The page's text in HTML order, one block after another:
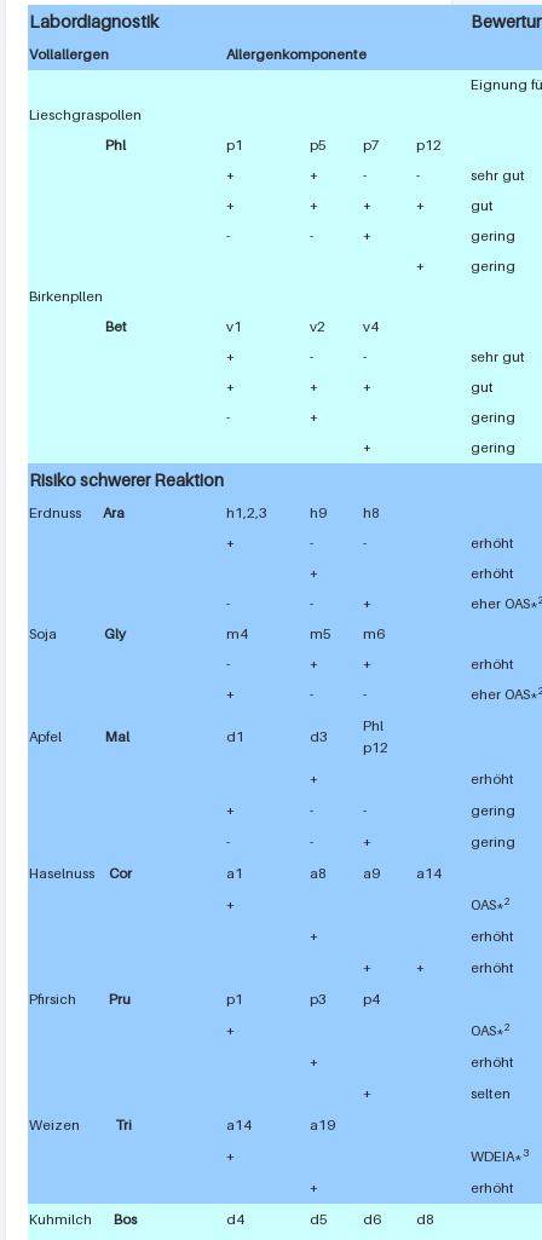
Labordiagnostik
Vollallergen
Allergenkomponente
Eignung
Lieschgraspollen
Phl
p1 p5 p7
p12
+
+ - -
sehr gut
+
+ + +
gut
-
- +
gering
+
gering
Birkenpllen
Bet
v1 v2
v4
+
- -
sehr gut
+
+ +
gut
-
+
gering
+
gering
Risiko schwerer Reaktion
Erdnuss Ara h1,2,3 h9
h8
+
- -
erhöht
+
erhöht
-
- + eher OAS*
Soja Gly m4 m5
m6
-
+ +
erhöht
+
- - eher OAS*
Apfel Mal d1 d3
Phl
p12
+
erhöht
+
- -
gering
-
- +
gering
Haselnuss Cor a1 a8 a9
a14
+
OAS*2
+
erhöht
+
+
erhöht
Pfirsich Pru p1 p3
p4
+
OAS*2
+
erhöht
+
selten
Weizen Tri a14
a19
+
WDEIA*3
+
erhöht
Kuhmilch Bos d4 d5 d6 d8